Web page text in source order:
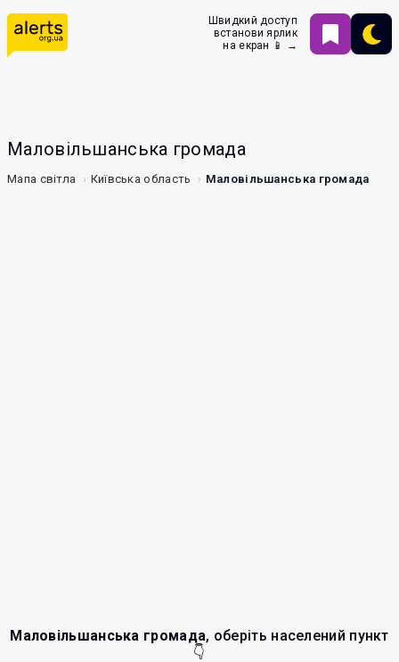
Швидкий доступ
встанови ярлик
на екран 📱 →
Маловільшанська громада
Мапа світла Київська область Маловільшанська громада
Маловільшанська громада, оберіть населений пункт
👇